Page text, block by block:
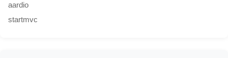
aardio
startmvc